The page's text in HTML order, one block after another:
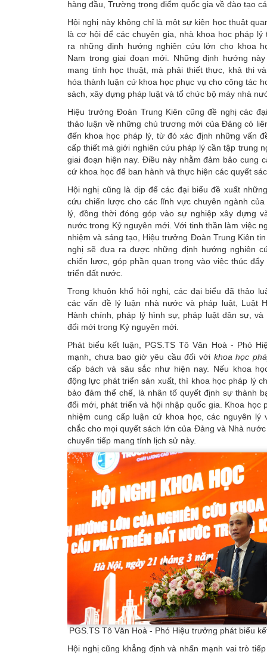
hàng đầu, Trường trọng điểm quốc gia về đào tạo
Hội nghị này không chỉ là một sự kiện học thuật
là cơ hội để các chuyên gia, nhà khoa học pháp lý
ra những định hướng nghiên cứu lớn cho khoa
Nam trong giai đoạn mới. Những định hướng
mang tính học thuật, mà phải thiết thực, khả thi
hóa thành luận cứ khoa học phục vụ cho công tác
sách, xây dựng pháp luật và tổ chức bộ máy nhà
Hiệu trưởng Đoàn Trung Kiên cũng đề nghị các
thảo luận về những chủ trương mới của Đảng có
đến khoa học pháp lý, từ đó xác định những vấn
cấp thiết mà giới nghiên cứu pháp lý cần tập trung
giai đoạn hiện nay. Điều này nhằm đảm bảo cung
cứ khoa học để ban hành và thực hiện các quyết
Hội nghị cũng là dịp để các đại biểu đề xuất
cứu chiến lược cho các lĩnh vực chuyên ngành
lý, đồng thời đóng góp vào sự nghiệp xây dựng
nước trong Kỷ nguyên mới. Với tinh thần làm việc
nhiệm và sáng tạo, Hiệu trưởng Đoàn Trung Kiên
nghị sẽ đưa ra được những định hướng nghiên
chiến lược, góp phần quan trọng vào việc thúc
triển đất nước.
Trong khuôn khổ hội nghị, các đại biểu đã thảo
các vấn đề lý luận nhà nước và pháp luật, Luật
Hành chính, pháp lý hình sự, pháp luật dân sự, và
đổi mới trong Kỷ nguyên mới.
Phát biểu kết luận, PGS.TS Tô Văn Hoà - Phó
mạnh, chưa bao giờ yêu cầu đối với khoa học
cấp bách và sâu sắc như hiện nay. Nếu khoa
động lực phát triển sản xuất, thì khoa học pháp lý
bảo đảm thể chế, là nhân tố quyết định sự thành
đổi mới, phát triển và hội nhập quốc gia. Khoa học
nhiệm cung cấp luận cứ khoa học, các nguyên lý
chắc cho mọi quyết sách lớn của Đảng và Nhà
chuyển tiếp mang tính lịch sử này.
PGS.TS Tô Văn Hoà - Phó Hiệu trưởng phát biểu
Hội nghị cũng khẳng định và nhấn mạnh vai trò